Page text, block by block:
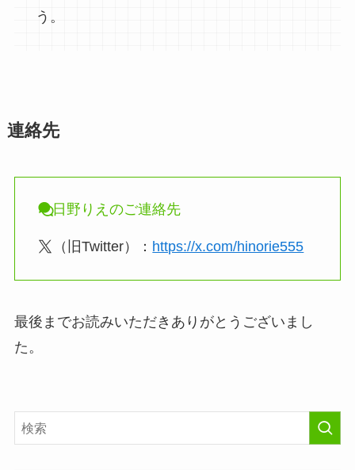
う。
連絡先
日野りえのご連絡先
（旧Twitter）： https://x.com/hinorie555
最後までお読みいただきありがとうございまし
た。